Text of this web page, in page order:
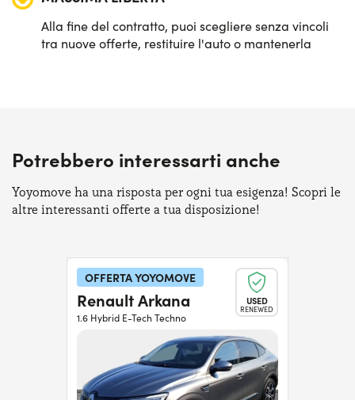
Alla fine del contratto, puoi scegliere senza vincoli
tra nuove offerte, restituire l'auto o mantenerla
Potrebbero interessarti anche
Yoyomove ha una risposta per ogni tua esigenza! Scopri le
altre interessanti offerte a tua disposizione!
OFFERTA YOYOMOVE
USED
RENEWED
Renault Arkana
1.6 Hybrid E-Tech Techno